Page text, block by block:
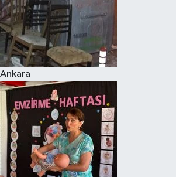
Ankara